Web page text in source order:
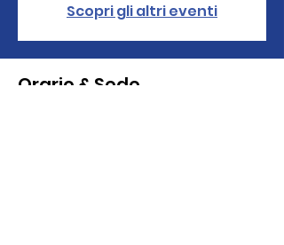
Scopri gli altri eventi
Orario & Sede